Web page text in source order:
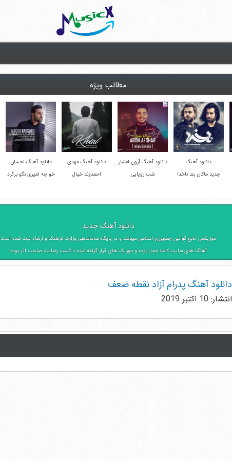
مطالب ویژه
دانلود آهنگ
جدید ماکان بند ناخدا
دانلود آهنگ آرون افشار
شب رویایی
دانلود آهنگ مهدی
احمدوند خیال
دانلود آهنگ احسان
خواجه امیری نگو برگرد
دانلود آهنگ جدید
موزیکس تابع قوانین جمهوری اسلامی میباشد و در پایگاه ساماندهی وزارت فرهنگ و ارشاد ثبت شده است
آهنگ های سایت کاملا مجاز بوده و موزیک های قرار گرفته شده با کسب رضایت صاحب اثر بوده
دانلود آهنگ پدرام آزاد نقطه ضعف
انتشار: 10 اکتبر 2019